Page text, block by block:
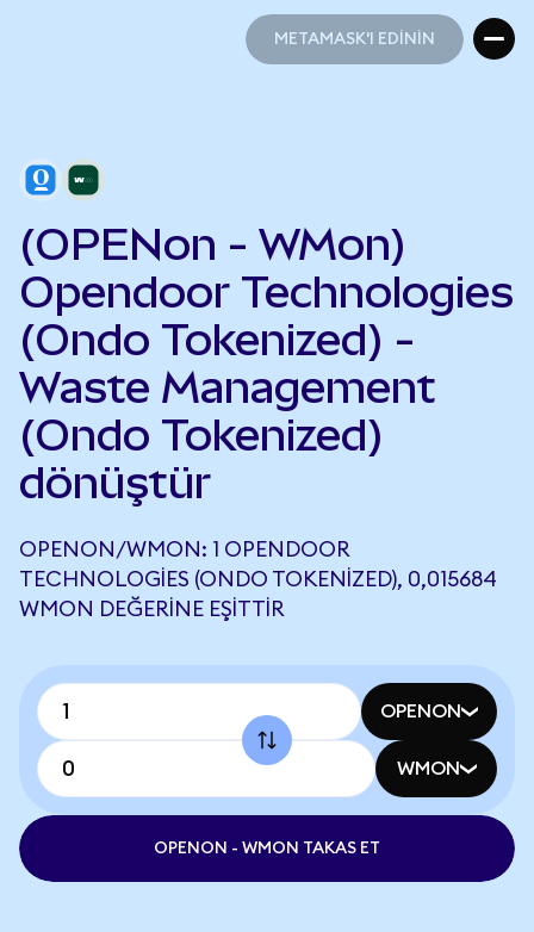
METAMASK'I EDİNİN
(OPENon - WMon)
Opendoor Technologies
(Ondo Tokenized) -
Waste Management
(Ondo Tokenized)
dönüştür
OPENON/WMON: 1 OPENDOOR
TECHNOLOGIES (ONDO TOKENIZED), 0,015684
WMON DEĞERINE EŞITTIR
OPENON
WMON
OPENON - WMON TAKAS ET